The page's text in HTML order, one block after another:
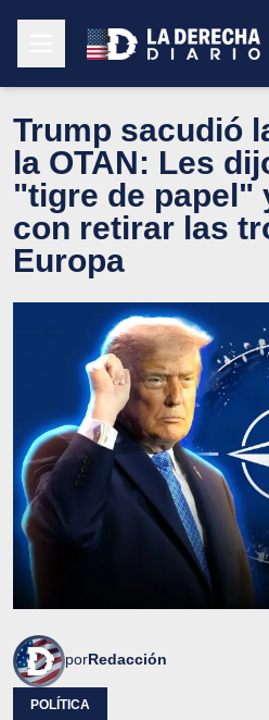
Trump sacudió
la OTAN: Les
"tigre de papel"
con retirar las
Europa
porRedacción
POLÍTICA